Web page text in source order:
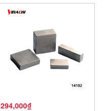
294,000₫